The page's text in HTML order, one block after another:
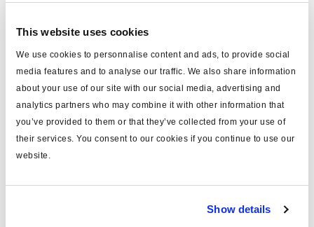
This website uses cookies
We use cookies to personnalise content and ads, to provide social
media features and to analyse our traffic. We also share information
about your use of our site with our social media, advertising and
analytics partners who may combine it with other information that
you’ve provided to them or that they’ve collected from your use of
their services. You consent to our cookies if you continue to use our
website.
Show details
Gewicht (kg) 5.2
Dokumente
Sehen Sie sich alle verwandten Publikationen in unserem